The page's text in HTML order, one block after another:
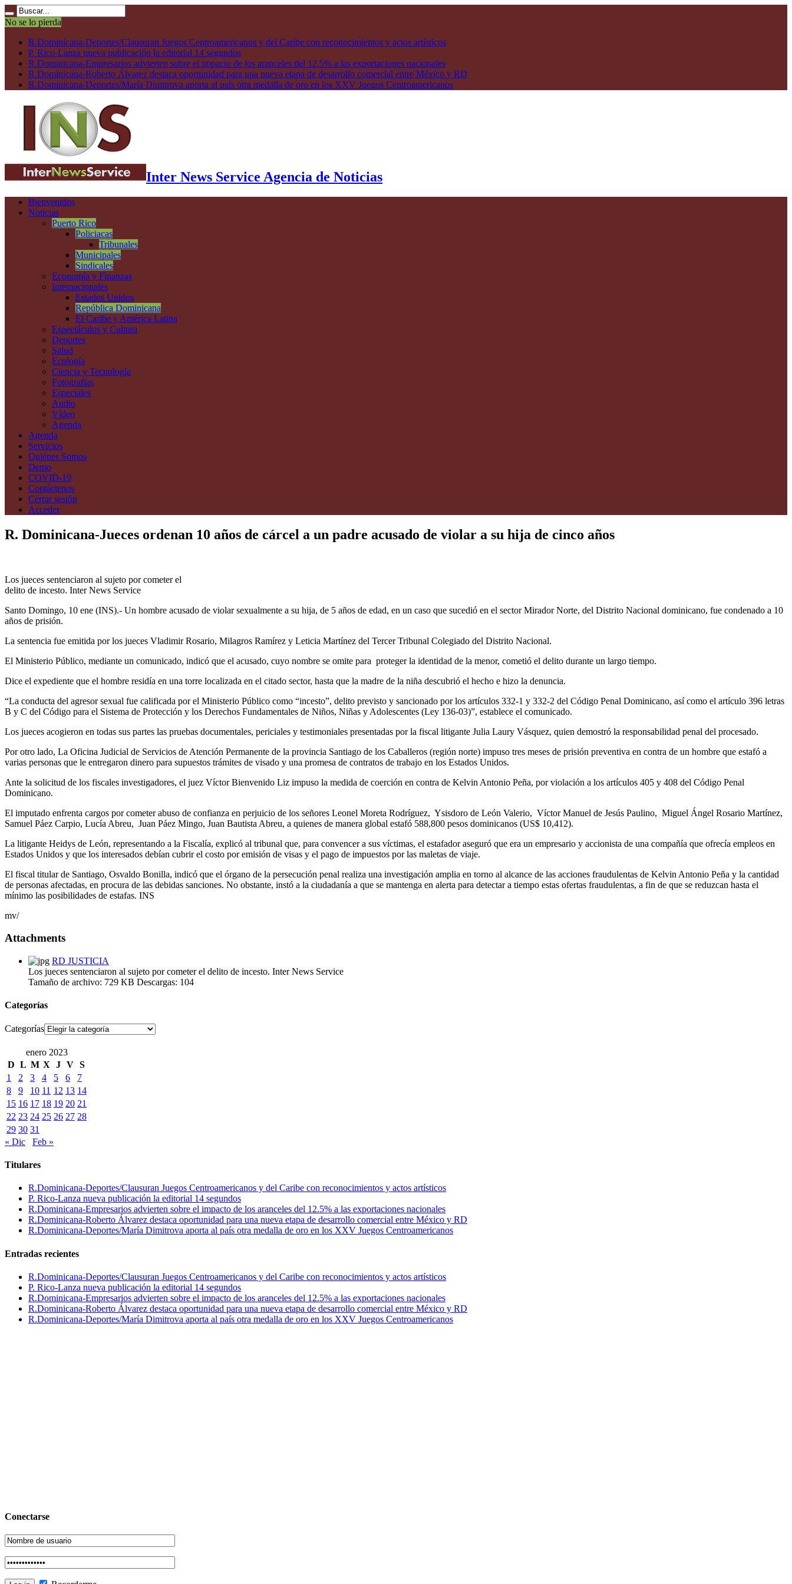
No se lo pierda
R.Dominicana-Deportes/Clausuran Juegos Centroamericanos y del Caribe con reconocimientos y actos artísticos
P. Rico-Lanza nueva publicación la editorial 14 segundos
R.Dominicana-Empresarios advierten sobre el impacto de los aranceles del 12.5% a las exportaciones nacionales
R.Dominicana-Roberto Álvarez destaca oportunidad para una nueva etapa de desarrollo comercial entre México y RD
R.Dominicana-Deportes/María Dimitrova aporta al país otra medalla de oro en los XXV Juegos Centroamericanos
Inter News Service Agencia de Noticias
Bienvenidos
Noticias
Puerto Rico
Policiacas
Tribunales
Municipales
Sindicales
Economía y Finanzas
Internacionales
Estados Unidos
República Dominicana
El Caribe y América Latina
Espectáculos y Cultura
Deportes
Salud
Ecología
Ciencia y Tecnología
Fotografías
Especiales
Audio
Vídeo
Agenda
Agenda
Servicios
Quiénes Somos
Demo
COVID-19
Contáctenos
Cerrar sesión
Acceder
R. Dominicana-Jueces ordenan 10 años de cárcel a un padre acusado de violar a su hija de cinco años
Los jueces sentenciaron al sujeto por cometer el
delito de incesto. Inter News Service
Santo Domingo, 10 ene (INS).- Un hombre acusado de violar sexualmente a su hija, de 5 años de edad, en un caso que sucedió en el sector Mirador Norte, del Distrito Nacional dominicano, fue condenado a 10
años de prisión.
La sentencia fue emitida por los jueces Vladimir Rosario, Milagros Ramírez y Leticia Martínez del Tercer Tribunal Colegiado del Distrito Nacional.
El Ministerio Público, mediante un comunicado, indicó que el acusado, cuyo nombre se omite para proteger la identidad de la menor, cometió el delito durante un largo tiempo.
Dice el expediente que el hombre residía en una torre localizada en el citado sector, hasta que la madre de la niña descubrió el hecho e hizo la denuncia.
“La conducta del agresor sexual fue calificada por el Ministerio Público como “incesto”, delito previsto y sancionado por los artículos 332-1 y 332-2 del Código Penal Dominicano, así como el artículo 396 letras
B y C del Código para el Sistema de Protección y los Derechos Fundamentales de Niños, Niñas y Adolescentes (Ley 136-03)”, establece el comunicado.
Los jueces acogieron en todas sus partes las pruebas documentales, periciales y testimoniales presentadas por la fiscal litigante Julia Laury Vásquez, quien demostró la responsabilidad penal del procesado.
Por otro lado, La Oficina Judicial de Servicios de Atención Permanente de la provincia Santiago de los Caballeros (región norte) impuso tres meses de prisión preventiva en contra de un hombre que estafó a
varias personas que le entregaron dinero para supuestos trámites de visado y una promesa de contratos de trabajo en los Estados Unidos.
Ante la solicitud de los fiscales investigadores, el juez Víctor Bienvenido Liz impuso la medida de coerción en contra de Kelvin Antonio Peña, por violación a los artículos 405 y 408 del Código Penal
Dominicano.
El imputado enfrenta cargos por cometer abuso de confianza en perjuicio de los señores Leonel Moreta Rodríguez, Ysisdoro de León Valerio, Víctor Manuel de Jesús Paulino, Miguel Ángel Rosario Martínez,
Samuel Páez Carpio, Lucía Abreu, Juan Páez Mingo, Juan Bautista Abreu, a quienes de manera global estafó 588,800 pesos dominicanos (US$ 10,412).
La litigante Heidys de León, representando a la Fiscalía, explicó al tribunal que, para convencer a sus víctimas, el estafador aseguró que era un empresario y accionista de una compañía que ofrecía empleos en
Estados Unidos y que los interesados debían cubrir el costo por emisión de visas y el pago de impuestos por las maletas de viaje.
El fiscal titular de Santiago, Osvaldo Bonilla, indicó que el órgano de la persecución penal realiza una investigación amplia en torno al alcance de las acciones fraudulentas de Kelvin Antonio Peña y la cantidad
de personas afectadas, en procura de las debidas sanciones. No obstante, instó a la ciudadanía a que se mantenga en alerta para detectar a tiempo estas ofertas fraudulentas, a fin de que se reduzcan hasta el
mínimo las posibilidades de estafas. INS
mv/
Attachments
RD JUSTICIA
Los jueces sentenciaron al sujeto por cometer el delito de incesto. Inter News Service
Tamaño de archivo: 729 KB Descargas: 104
Categorías
Categorías
enero 2023
D L M X J V S
1
2 3 4 5 6
7
8
9 10 11 12 13 14
15 16 17 18 19 20 21
22 23 24 25 26 27 28
29 30 31
« Dic
Feb »
Titulares
R.Dominicana-Deportes/Clausuran Juegos Centroamericanos y del Caribe con reconocimientos y actos artísticos
P. Rico-Lanza nueva publicación la editorial 14 segundos
R.Dominicana-Empresarios advierten sobre el impacto de los aranceles del 12.5% a las exportaciones nacionales
R.Dominicana-Roberto Álvarez destaca oportunidad para una nueva etapa de desarrollo comercial entre México y RD
R.Dominicana-Deportes/María Dimitrova aporta al país otra medalla de oro en los XXV Juegos Centroamericanos
Entradas recientes
R.Dominicana-Deportes/Clausuran Juegos Centroamericanos y del Caribe con reconocimientos y actos artísticos
P. Rico-Lanza nueva publicación la editorial 14 segundos
R.Dominicana-Empresarios advierten sobre el impacto de los aranceles del 12.5% a las exportaciones nacionales
R.Dominicana-Roberto Álvarez destaca oportunidad para una nueva etapa de desarrollo comercial entre México y RD
R.Dominicana-Deportes/María Dimitrova aporta al país otra medalla de oro en los XXV Juegos Centroamericanos
Conectarse